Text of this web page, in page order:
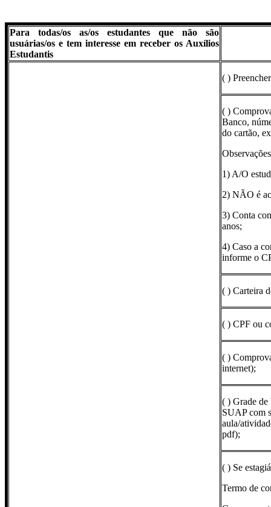
Para todas/os as/os estudantes que não são
usuárias/os e tem interesse em receber os Auxílios
Estudantis
( )
( )
Banco,
do cartão,
1) A/O
2) NÃO é
3) Conta
anos;
4) Caso a
informe o
( ) Carteira
( ) CPF ou
( )
internet);
( ) Grade
SUAP com
aula/
pdf);
( ) Se
Termo de